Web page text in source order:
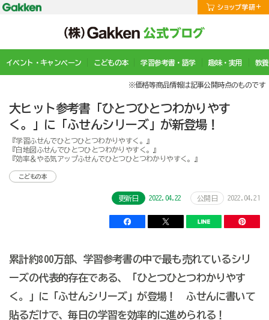
イベント・キャンペーン こどもの本 学習参考書・語学 趣味・実用 教
※価格等商品情報は記事公開時点のものです
大ヒット参考書「ひとつひとつわかりやす
く。」に「ふせんシリーズ」が新登場！
『学習ふせんでひとつひとつわかりやすく。』
『白地図ふせんでひとつひとつわかりやすく。』
『効率＆やる気アップふせんでひとつひとつわかりやすく。』
こどもの本
更新日 2022.04.22 公開日 2022.04.21
累計約800万部、学習参考書の中で最も売れているシリ
ーズの代表的存在である、「ひとつひとつわかりやす
く。」に「ふせんシリーズ」が登場！ ふせんに書いて
貼るだけで、毎日の学習を効率的に進められる！